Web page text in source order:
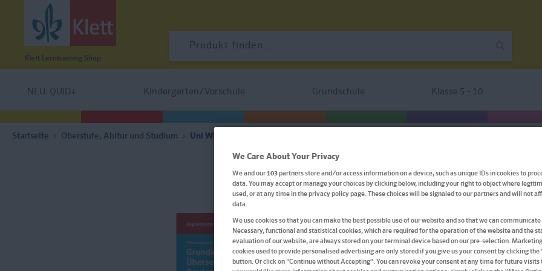
Klett Lerntraining Shop
NEU: QUID+ Kindergarten/Vorschule Grundschule Klasse 5 - 10
Startseite Oberstufe, Abitur und Studium Uni Wissen Grundkurs Übersetzen Deutsch-Englisch
Uni Wissen Grundkurs
Deutsch-Englisch
Anglistik/Amerikanistik, Sicher im Studium
We Care About Your Privacy
We and our103partners store and/or access information on a device, such as unique IDs in cookies to
data. You may accept or manage your choices by clicking below, including your right to object where
used, or at any time in the privacy policy page. These choices will be signaled to our partners and will not
data.
We use cookies so that you can make the best possible use of our website and so that we can
Necessary, functional and statistical cookies, which are required for the operation of the website and the
evaluation of our website, are always stored on your terminal device based on our pre-selection.
cookies used to provide personalised advertising are only stored if you give us your consent by clicking the
button. Or click on "Continue without Accepting". You can revoke your consent at any time for future visits